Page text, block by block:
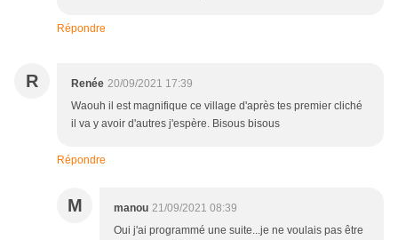
Répondre
R Renée 20/09/2021 17:39
Waouh il est magnifique ce village d'après tes premier cliché
il va y avoir d'autres j'espère. Bisous bisous
Répondre
M manou 21/09/2021 08:39
Oui j'ai programmé une suite...je ne voulais pas être